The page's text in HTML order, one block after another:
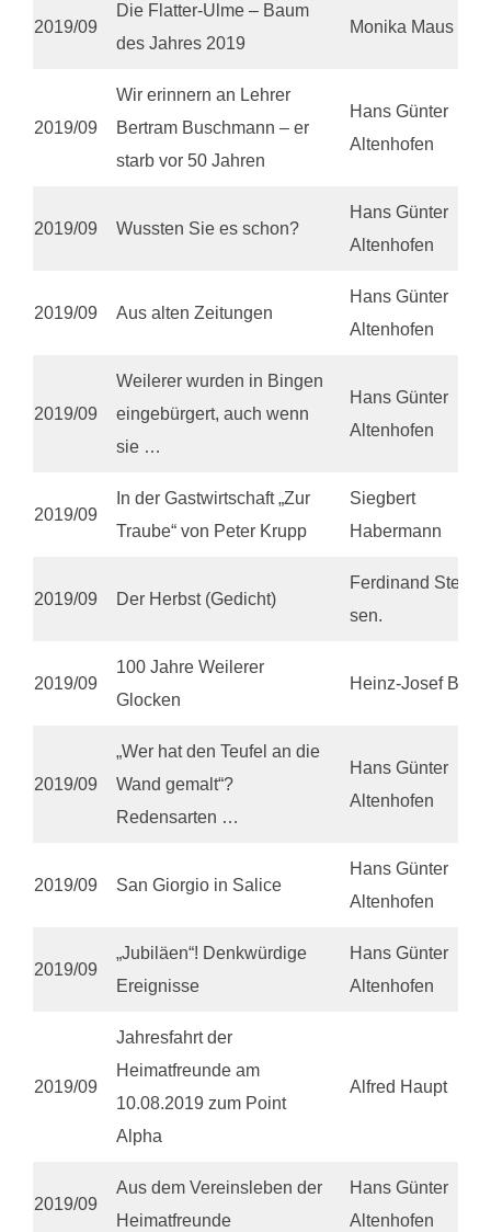
2019/09
Die Flatter-Ulme – Baum
des Jahres 2019
Monika Maus
2019/09
Wir erinnern an Lehrer
Bertram Buschmann – er
starb vor 50 Jahren
Hans Günter
Altenhofen
2019/09 Wussten Sie es schon?
Hans Günter
Altenhofen
2019/09 Aus alten Zeitungen
Hans Günter
Altenhofen
2019/09
Weilerer wurden in Bingen
eingebürgert, auch wenn
sie …
Hans Günter
Altenhofen
2019/09
In der Gastwirtschaft „Zur
Traube“ von Peter Krupp
Siegbert
Habermann
2019/09 Der Herbst (Gedicht)
Ferdinand Stein
sen.
2019/09
100 Jahre Weilerer
Glocken
Heinz-Josef Bell
2019/09
„Wer hat den Teufel an die
Wand gemalt“?
Redensarten …
Hans Günter
Altenhofen
2019/09 San Giorgio in Salice
Hans Günter
Altenhofen
2019/09
„Jubiläen“! Denkwürdige
Ereignisse
Hans Günter
Altenhofen
2019/09
Jahresfahrt der
Heimatfreunde am
10.08.2019 zum Point
Alpha
Alfred Haupt
2019/09
Aus dem Vereinsleben der
Heimatfreunde
Hans Günter
Altenhofen